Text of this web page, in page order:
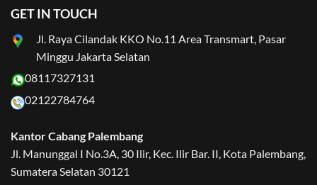
GET IN TOUCH
Jl. Raya Cilandak KKO No.11 Area Transmart, Pasar
Minggu Jakarta Selatan
08117327131
02122784764
Kantor Cabang Palembang
Jl. Manunggal I No.3A, 30 Ilir, Kec. Ilir Bar. II, Kota Palembang,
Sumatera Selatan 30121